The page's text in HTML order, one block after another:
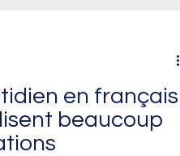
en français
beaucoup